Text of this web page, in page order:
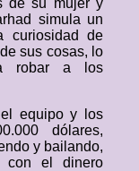
de su mujer y
simula un
curiosidad de
sus cosas, lo
robar a los
equipo y los
dólares,
y bailando,
con el dinero